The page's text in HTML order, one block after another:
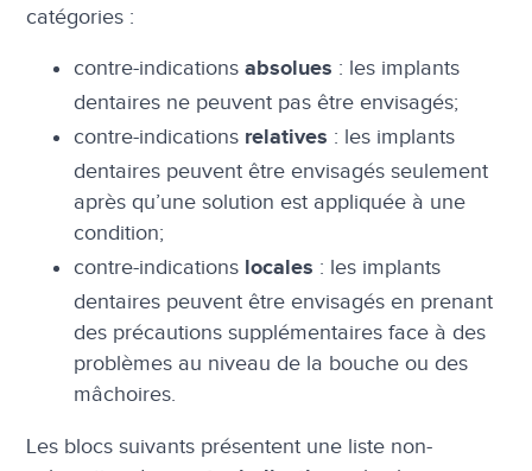
catégories :
contre-indicationsabsolues : les implants
dentaires ne peuvent pas être envisagés;
contre-indications relatives : les implants
dentaires peuvent être envisagés seulement
après qu’une solution est appliquée à une
condition;
contre-indications locales : les implants
dentaires peuvent être envisagés en prenant
des précautions supplémentaires face à des
problèmes au niveau de la bouche ou des
mâchoires.
Les blocs suivants présentent une liste non-